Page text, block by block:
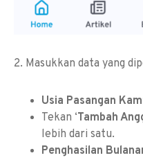
2. Masukkan data yang
Usia Pasangan
Tekan ‘Tambah
lebih dari satu.
Penghasilan